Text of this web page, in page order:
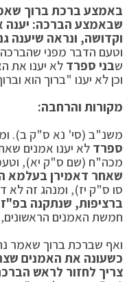
באמצע ברכת ברוך
שבאמצע הברכה: יענה
וקדושה, ונראה שיענה
וטעם הדבר מפני שהברכה
שבני ספרד לא יענו את
וכן לא יענו "ברוך הוא
מקורות והרחבה:
משנ"ב (סי' נא ס"ק ב).
ספרד לא יענו אמנים
מכה"ח (שם ס"ק יא),
שאחר דאמירן בעלמא
סו ס"ק יז), ומנהג זה לא
ברציפות, שנתקנה
חמשת האמנים
ואף שברכת ברוך שאמר
כשעונה את האמנים
צריך לחזור לראש